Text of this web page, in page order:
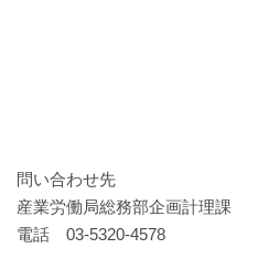
問い合わせ先
産業労働局総務部企画計理課
電話 03-5320-4578